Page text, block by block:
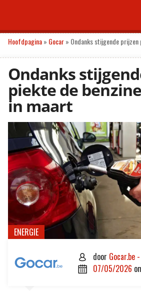
Hoofdpagina» Gocar» Ondanks stijgende
Ondanks
piekte de
in maart
ENERGIE
 door Gocar.be
 07/05/2026